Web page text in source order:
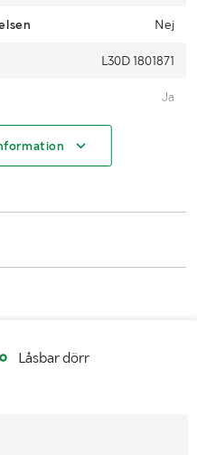
Nej
L30D 1801871
Ja
Deutz BF4L
Låsbar dörr